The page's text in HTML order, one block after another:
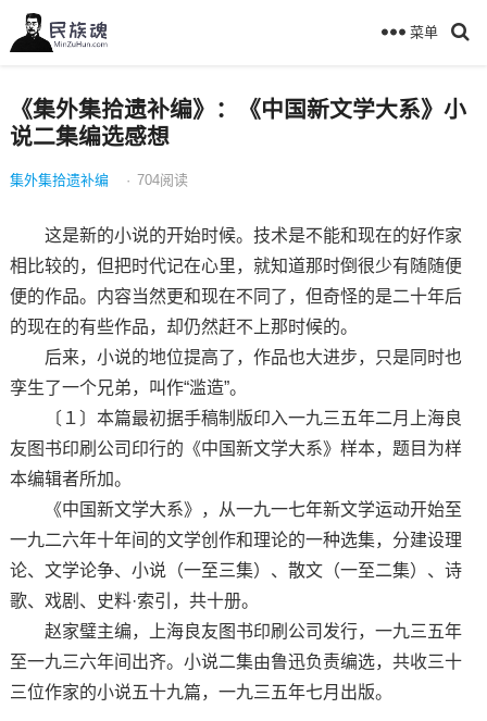
菜单
《集外集拾遗补编》：《中国新文学大系》小
说二集编选感想
集外集拾遗补编 · 704阅读
这是新的小说的开始时候。技术是不能和现在的好作家
相比较的，但把时代记在心里，就知道那时倒很少有随随便
便的作品。内容当然更和现在不同了，但奇怪的是二十年后
的现在的有些作品，却仍然赶不上那时候的。
后来，小说的地位提高了，作品也大进步，只是同时也
孪生了一个兄弟，叫作“滥造”。
〔１〕本篇最初据手稿制版印入一九三五年二月上海良
友图书印刷公司印行的《中国新文学大系》样本，题目为样
本编辑者所加。
《中国新文学大系》，从一九一七年新文学运动开始至
一九二六年十年间的文学创作和理论的一种选集，分建设理
论、文学论争、小说（一至三集）、散文（一至二集）、诗
歌、戏剧、史料·索引，共十册。
赵家璧主编，上海良友图书印刷公司发行，一九三五年
至一九三六年间出齐。小说二集由鲁迅负责编选，共收三十
三位作家的小说五十九篇，一九三五年七月出版。